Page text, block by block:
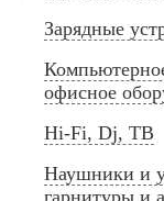
Зарядные
офисное
Hi-Fi, Dj, ТВ
Наушники и
гарнитуры и